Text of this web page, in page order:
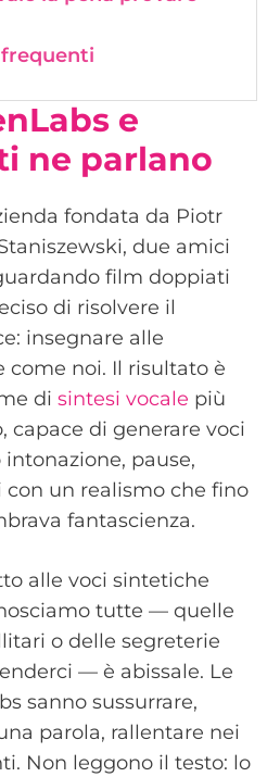
e
ne parlano
fondata da Piotr
due amici
film doppiati
di risolvere il
insegnare alle
come noi. Il risultato è
di sintesi vocale più
capace di generare voci
pause,
con un realismo che fino
fantascienza.
alle voci sintetiche
tutte — quelle
o delle segreterie
— è abissale. Le
sanno sussurrare,
parola, rallentare nei
Non leggono il testo: lo